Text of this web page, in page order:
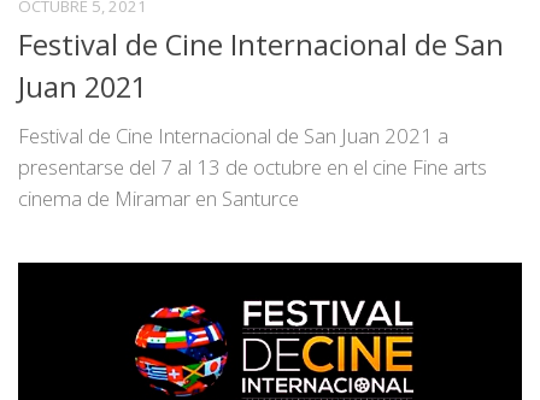
OCTUBRE 5, 2021
Festival de Cine Internacional de San
Juan 2021
Festival de Cine Internacional de San Juan 2021 a
presentarse del 7 al 13 de octubre en el cine Fine arts
cinema de Miramar en Santurce